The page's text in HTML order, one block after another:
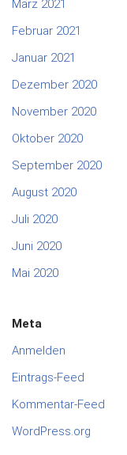
März 2021
Februar 2021
Januar 2021
Dezember 2020
November 2020
Oktober 2020
September 2020
August 2020
Juli 2020
Juni 2020
Mai 2020
Meta
Anmelden
Eintrags-Feed
Kommentar-Feed
WordPress.org